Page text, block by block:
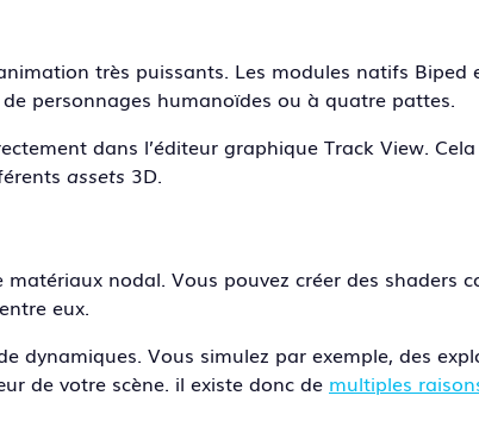
très puissants. Les modules natifs Biped
personnages humanoïdes ou à quatre pattes.
dans l’éditeur graphique Track View.
assets 3D.
nodal. Vous pouvez créer des shaders
eux.
dynamiques. Vous simulez par exemple, des
de votre scène. il existe donc de multiples